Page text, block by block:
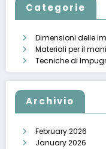
Categorie
Dimensioni delle
Materiali per il
Tecniche di
Archivio
February 2026
January 2026